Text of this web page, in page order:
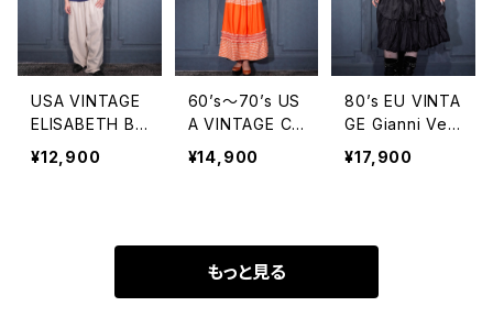
パンツ(アメリカ
製)
デニムペインタ
ーパンツ
タックデザインリ
ネン100%ワイド
スラックスパンツ
USA VINTAGE
ELISABETH BY
LIZ CLAIBDRN
E LINEN WIDE
¥12,900
60’s〜70’s US
A VINTAGE CH
ECK PATTERN
ED FRILL DESI
ェック柄フリルデ
ザインスカート
¥14,900
80’s EU VINTA
GE Gianni Ver
sace VOLUME
FRILL DESIGN
¥17,900
もっと見る